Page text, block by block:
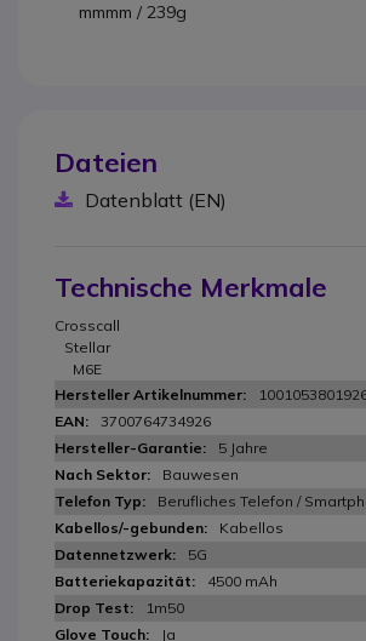
mmmm / 239g
Dateien
Datenblatt (EN)
Technische Merkmale
Crosscall
Stellar
M6E
3700764734926
5 Jahre
Bauwesen
Berufliches Telefon /
Kabellos
5G
4500 mAh
1m50
Ja